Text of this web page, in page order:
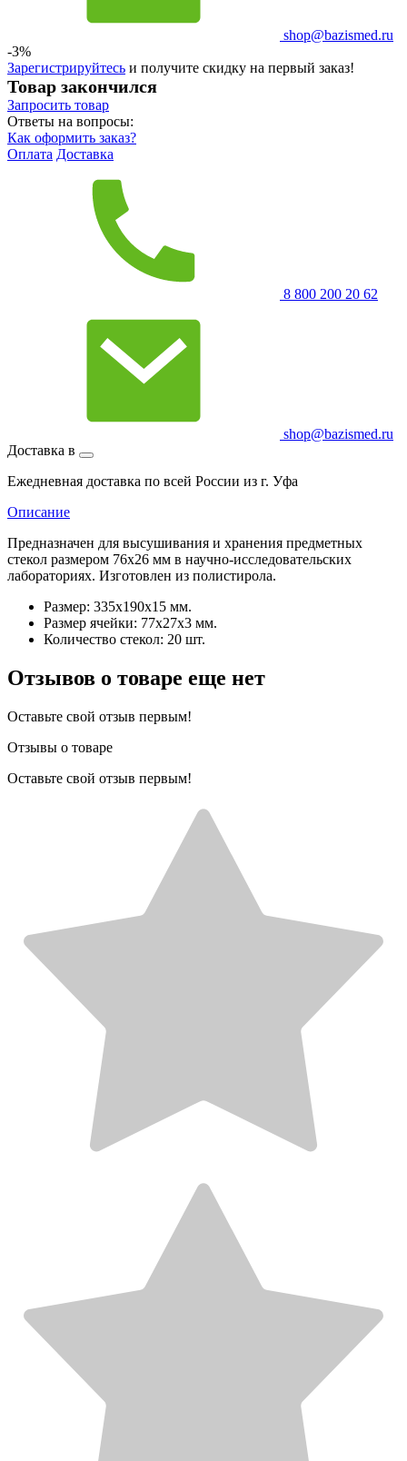
shop@bazismed.ru
-3%
Зарегистрируйтесь и получите скидку на первый заказ!
Товар закончился
Запросить товар
Ответы на вопросы:
Как оформить заказ?
Оплата Доставка
8 800 200 20 62
shop@bazismed.ru
Доставка в
Ежедневная доставка по всей России из г. Уфа
Описание
Предназначен для высушивания и хранения предметных
стекол размером 76х26 мм в научно-исследовательских
лабораториях. Изготовлен из полистирола.
Размер: 335х190х15 мм.
Размер ячейки: 77х27х3 мм.
Количество стекол: 20 шт.
Отзывов о товаре еще нет
Оставьте свой отзыв первым!
Отзывы о товаре
Оставьте свой отзыв первым!